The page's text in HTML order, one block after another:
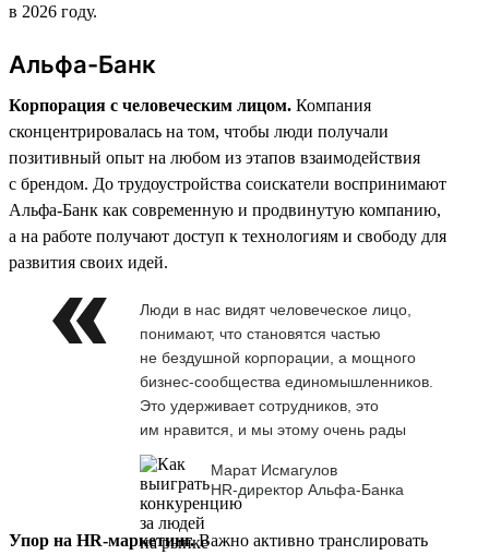
в 2026 году.
Альфа-Банк
Корпорация с человеческим лицом. Компания
сконцентрировалась на том, чтобы люди получали
позитивный опыт на любом из этапов взаимодействия
с брендом. До трудоустройства соискатели воспринимают
Альфа-Банк как современную и продвинутую компанию,
а на работе получают доступ к технологиям и свободу для
развития своих идей.
Люди в нас видят человеческое лицо,
понимают, что становятся частью
не бездушной корпорации, а мощного
бизнес-сообщества единомышленников.
Это удерживает сотрудников, это
им нравится, и мы этому очень рады
Марат Исмагулов
HR-директор Альфа-Банка
Упор на HR-маркетинг.Важно активно транслировать